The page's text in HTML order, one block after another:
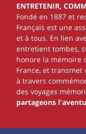
ENTRETENIR,
Fondé en 1887 et
Français est une
et à tous. En lien
entretient tombes,
honore la mémoire
France, et
à travers
des voyages
partageons